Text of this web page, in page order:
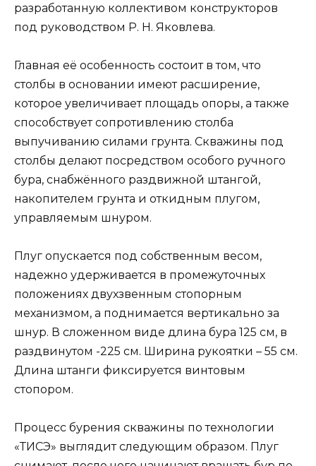
разработанную коллективом конструкторов
под руководством Р. Н. Яковлева.
Главная её особенность состоит в том, что
столбы в основании имеют расширение,
которое увеличивает площадь опоры, а также
способствует сопротивлению столба
выпучиванию силами грунта. Скважины под
столбы делают посредством особого ручного
бура, снабжённого раздвижной штангой,
накопителем грунта и откидным плугом,
управляемым шнуром.
Плуг опускается под собственным весом,
надежно удерживается в промежуточных
положениях двухзвенным стопорным
механизмом, а поднимается вертикально за
шнур. В сложенном виде длина бура 125 см, в
раздвинутом -225 см. Ширина рукоятки – 55 см.
Длина штанги фиксируется винтовым
стопором.
Процесс бурения скважины по технологии
«ТИСЭ» выглядит следующим образом. Плуг